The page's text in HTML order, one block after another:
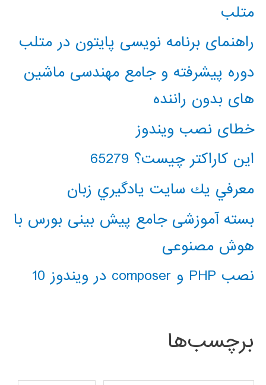
متلب
راهنمای برنامه نویسی پایتون در متلب
دوره پیشرفته و جامع مهندسی ماشین
های بدون راننده
خطای نصب ویندوز
این کاراکتر چیست؟ 65279
معرفي يك سايت يادگيري زبان
بسته آموزشی جامع پیش بینی بورس با
هوش مصنوعی
نصب PHP و composer در ویندوز 10
برچسب‌ها